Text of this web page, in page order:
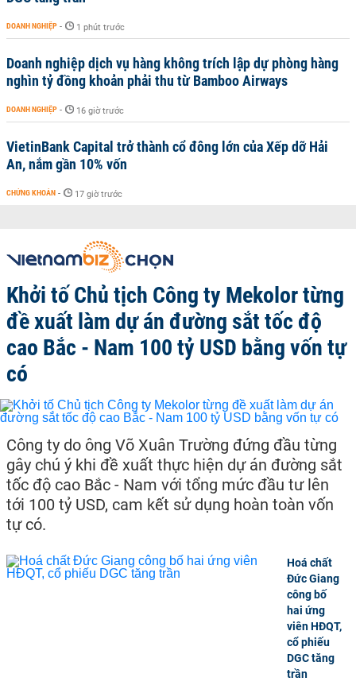
DOANH NGHIỆP - 1 phút trước
Doanh nghiệp dịch vụ hàng không trích lập dự phòng hàng
nghìn tỷ đồng khoản phải thu từ Bamboo Airways
DOANH NGHIỆP - 16 giờ trước
VietinBank Capital trở thành cổ đông lớn của Xếp dỡ Hải
An, nắm gần 10% vốn
CHỨNG KHOÁN - 17 giờ trước
Khởi tố Chủ tịch Công ty Mekolor từng
đề xuất làm dự án đường sắt tốc độ
cao Bắc - Nam 100 tỷ USD bằng vốn tự
có
Công ty do ông Võ Xuân Trường đứng đầu từng
gây chú ý khi đề xuất thực hiện dự án đường sắt
tốc độ cao Bắc - Nam với tổng mức đầu tư lên
tới 100 tỷ USD, cam kết sử dụng hoàn toàn vốn
tự có.
Hoá chất
Đức Giang
công bố
hai ứng
viên HĐQT,
cổ phiếu
DGC tăng
trần